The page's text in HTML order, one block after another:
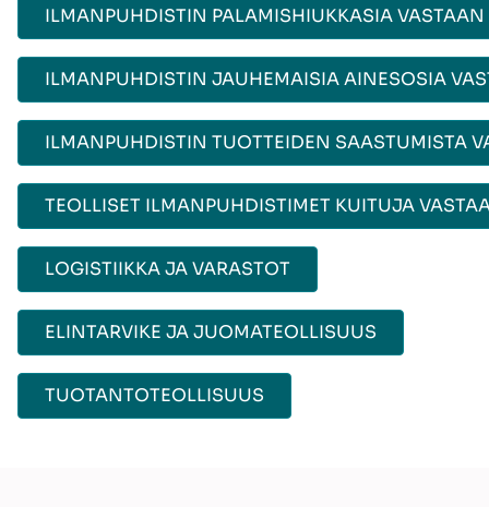
ILMANPUHDISTIN PALAMISHIUKKASIA VASTAAN
ILMANPUHDISTIN JAUHEMAISIA AINESOSIA
ILMANPUHDISTIN TUOTTEIDEN SAASTUMISTA
TEOLLISET ILMANPUHDISTIMET KUITUJA
LOGISTIIKKA JA VARASTOT
ELINTARVIKE JA JUOMATEOLLISUUS
TUOTANTOTEOLLISUUS